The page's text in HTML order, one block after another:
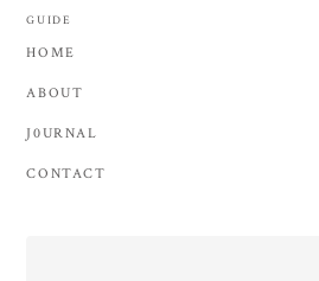
GUIDE
HOME
ABOUT
J0URNAL
CONTACT